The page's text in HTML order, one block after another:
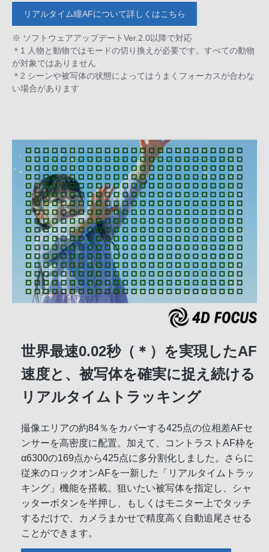
リアルタイム瞳AFについて詳しくはこちら
※ ソフトウェアアップデートVer.2.0以降で対応
＊1 人物と動物ではモードの切り換えが必要です。すべての動物
が対象ではありません
＊2 シーンや被写体の状態によってはうまくフォーカスが合わな
い場合があります
世界最速0.02秒（＊）を実現したAF
速度と、被写体を確実に捉え続ける
リアルタイムトラッキング
撮像エリアの約84％をカバーする425点の位相差AFセ
ンサーを高密度に配置。加えて、コントラストAF枠を
α6300の169点から425点に多分割化しました。さらに
従来のロックオンAFを一新した「リアルタイムトラッ
キング」機能を搭載。狙いたい被写体を指定し、シャ
ッターボタンを半押し、もしくはモニター上でタッチ
するだけで、カメラまかせで精度高く自動追尾させる
ことができます。